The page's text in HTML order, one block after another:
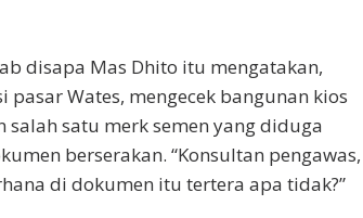
disapa Mas Dhito itu mengatakan,
Wates, mengecek bangunan kios
salah satu merk semen yang diduga
berserakan. “Konsultan pengawas,
di dokumen itu tertera apa tidak?”